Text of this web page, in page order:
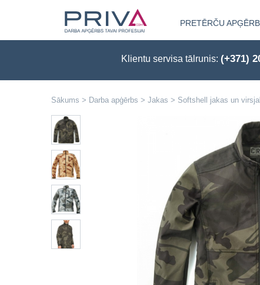
PRETĒRČU
Klientu servisa tālrunis: (+371)
Sākums > Darba apģērbs > Jakas > Softshell jakas un